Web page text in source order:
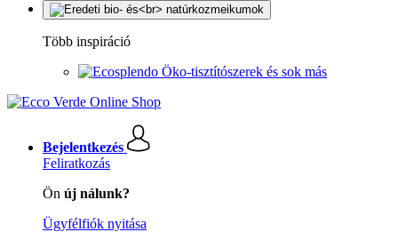
Több inspiráció
Öko-tisztítószerek és sok más
Bejelentkezés
Feliratkozás
Ön új nálunk?
Ügyfélfiók nyitása